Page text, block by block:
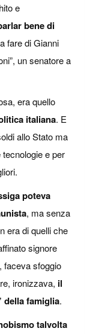
e
bene di
fare di Gianni
un senatore a
era quello
italiana. E
allo Stato ma
e per
poteva
, ma senza
era di quelli che
signore
faceva sfoggio
ironizzava, il
della famiglia.
talvolta